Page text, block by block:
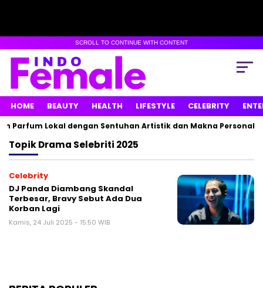
SCROLL TO CONTINUE WITH CONTENT
HOME BEAUTY HEALTH LIFESTYLE CELEBRITY
Parfum Lokal dengan Sentuhan Artistik dan Makna Personal
TopikDrama Selebriti 2025
Celebrity
DJ Panda Diambang Skandal
Terbesar, Bravy Sebut Ada Dua
Korban Lagi
Kamis, 24 Juli 2025 - 15:50 WIB